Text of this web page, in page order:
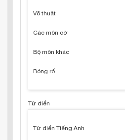
Võ thuật
Các môn cờ
Bộ môn khác
Bóng rổ
Từ điển
Từ điển Tiếng Anh